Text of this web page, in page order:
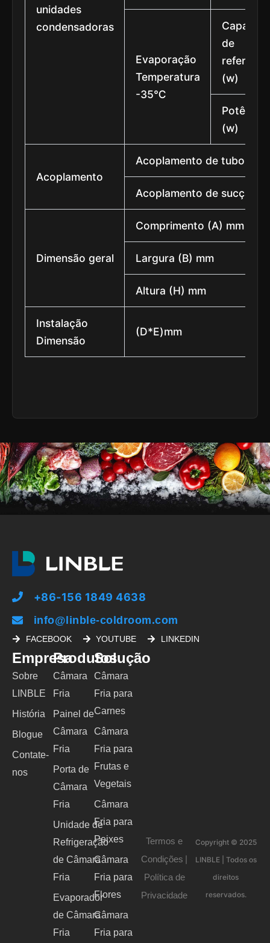
unidades
condensadoras
Evaporação
Temperatura
-35℃
de
(w)
Potência
(w)
Acoplamento
Acoplamento de tubo
Acoplamento de sucção
Dimensão geral
Comprimento (A) mm
Largura (B) mm
Altura (H) mm
Instalação
Dimensão
(D*E)mm
+86-156 1849 4638
info@linble-coldroom.com
FACEBOOK YOUTUBE LINKEDIN
Empresa
Sobre
LINBLE
História
Blogue
Contate-
nos
Produtos
Câmara
Fria
Painel de
Câmara
Fria
Porta de
Câmara
Fria
Unidade de
Refrigeração
de Câmara
Fria
Evaporador
de Câmara
Fria
Solução
Câmara
Fria para
Carnes
Câmara
Fria para
Frutas e
Vegetais
Câmara
Fria para
Peixes
Câmara
Fria para
Flores
Câmara
Fria para
Termos e
Condições
Política de
Privacidade
Copyright © 2025
LINBLE | Todos os
direitos
reservados.